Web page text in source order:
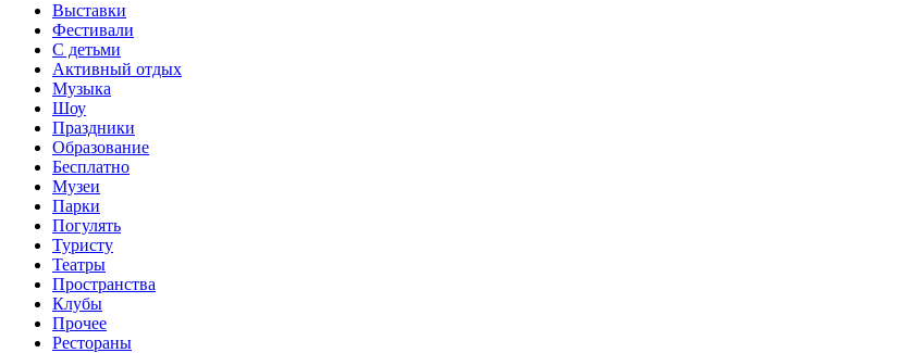
Выставки
Фестивали
С детьми
Активный отдых
Музыка
Шоу
Праздники
Образование
Бесплатно
Музеи
Парки
Погулять
Туристу
Театры
Пространства
Клубы
Прочее
Рестораны